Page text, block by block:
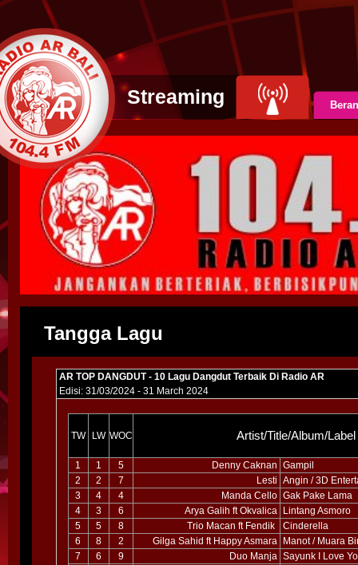
Streaming
Tangga Lagu
AR TOP DANGDUT - 10 Lagu Dangdut Terbaik Di Radio AR
Edisi: 31/03/2024 - 31 March 2024
TW LW WOC Artist/Title/Album/Label
1 1 5 Denny Caknan Gampil
2
2 7 Lesti Angin / 3D
3
4 4 Manda Cello Gak Pake Lama
4
3 6 Arya Galih ft Okvalica
Lintang Asmoro
5
5 8 Trio Macan ft Fendik
Cinderella
6
8 2 Gilga Sahid ft Happy Asmara
Manot / Muara
7
6 9 Duo Manja Sayunk I Love